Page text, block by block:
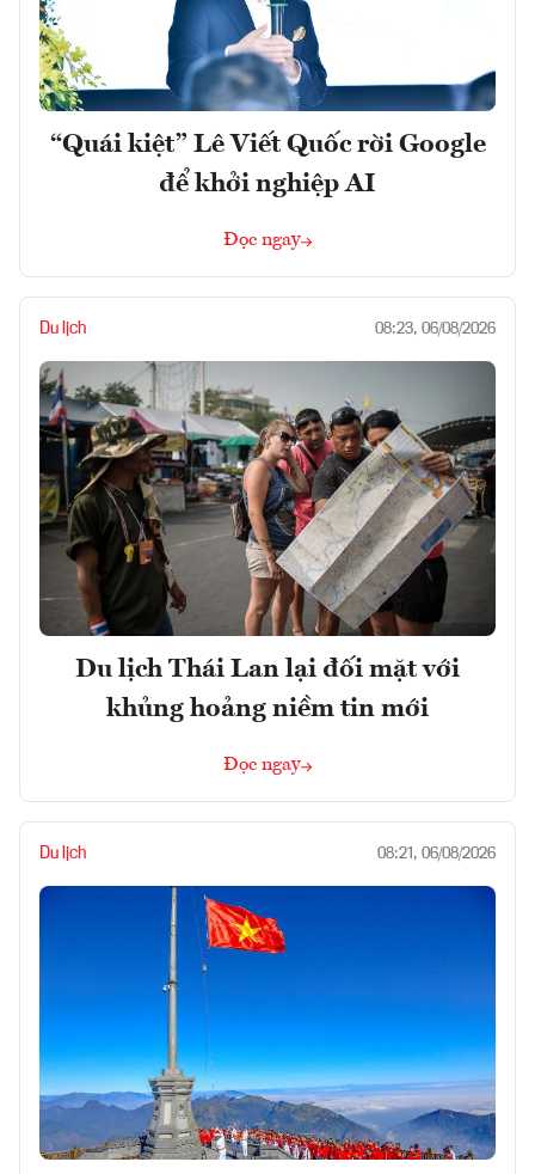
“Quái kiệt” Lê Viết Quốc rời Google
để khởi nghiệp AI
Đọc ngay
Du lịch 08:23, 06/08/2026
Du lịch Thái Lan lại đối mặt với
khủng hoảng niềm tin mới
Đọc ngay
Du lịch 08:21, 06/08/2026